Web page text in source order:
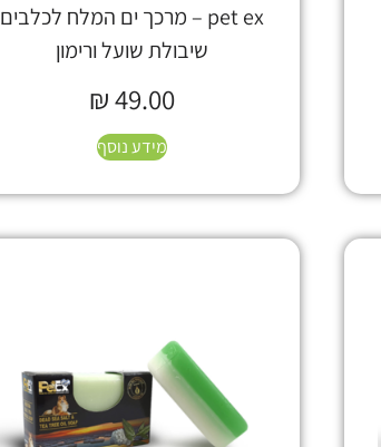
pet ex – מרכך ים המלח לכלבים
שיבולת שועל ורימון
₪49.00
מידע נוסף